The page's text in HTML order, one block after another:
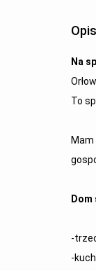
Na
To
Dom
-
-